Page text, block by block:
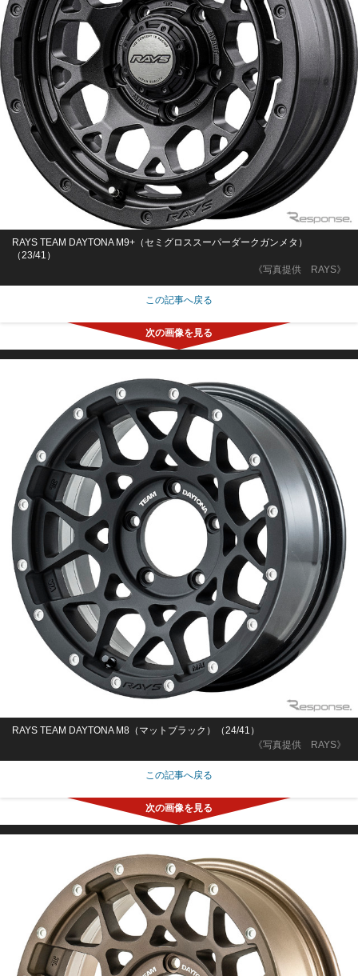
《写真提供 RAYS》
RAYS TEAM DAYTONA M9+（セミグロススーパーダークガンメタ）
（23/41）
この記事へ戻る
《写真提供 RAYS》
RAYS TEAM DAYTONA M8（マットブラック）（24/41）
この記事へ戻る